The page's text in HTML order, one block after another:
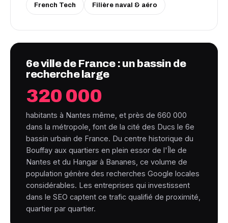
French Tech Filière naval & aéro
6e ville de France : un bassin de
recherche large
320 000
habitants à Nantes même, et près de 660 000
dans la métropole, font de la cité des Ducs le 6e
bassin urbain de France. Du centre historique du
Bouffay aux quartiers en plein essor de l'Île de
Nantes et du Hangar à Bananes, ce volume de
population génère des recherches Google locales
considérables. Les entreprises qui investissent
dans le SEO captent ce trafic qualifié de proximité,
quartier par quartier.